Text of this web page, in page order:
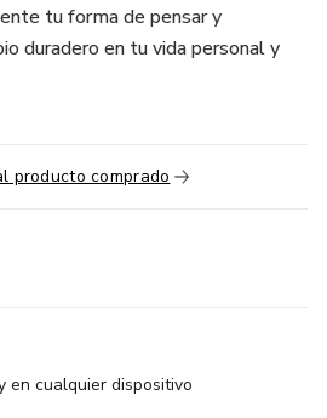
tu forma de pensar y
duradero en tu vida personal y
producto comprado
en cualquier dispositivo